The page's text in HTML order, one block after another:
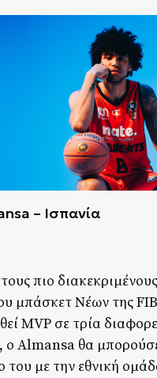
– Ισπανία
πιο
μπάσκετ Νέων της
MVP σε τρία
ο Almansa θα
του με την εθνική